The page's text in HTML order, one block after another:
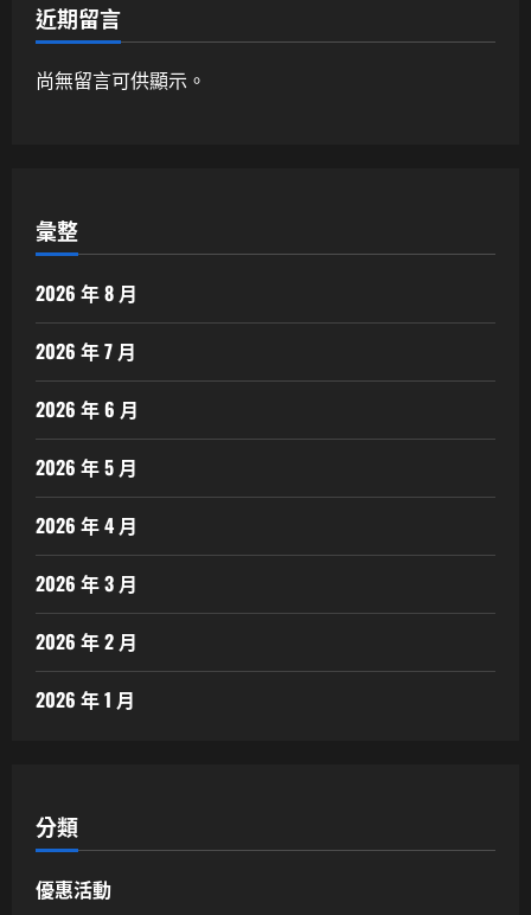
近期留言
尚無留言可供顯示。
彙整
2026 年 8 月
2026 年 7 月
2026 年 6 月
2026 年 5 月
2026 年 4 月
2026 年 3 月
2026 年 2 月
2026 年 1 月
分類
優惠活動